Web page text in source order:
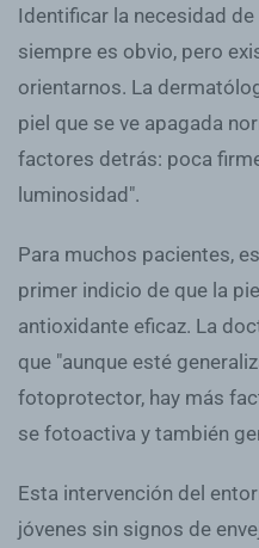
Identificar la necesidad
siempre es obvio, pero
orientarnos. La
piel que se ve apagada
factores detrás: poca
luminosidad".
Para muchos pacientes,
primer indicio de que la
antioxidante eficaz. La
que "aunque esté
fotoprotector, hay más
se fotoactiva y también
Esta intervención del
jóvenes sin signos de